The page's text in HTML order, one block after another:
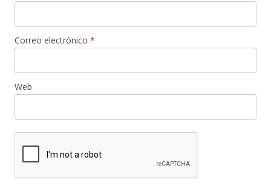
Correo electrónico *
Web